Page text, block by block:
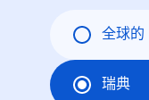
全球的
瑞典